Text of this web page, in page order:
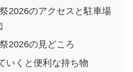
2026のアクセスと駐車場
2026の見どころ
いくと便利な持ち物